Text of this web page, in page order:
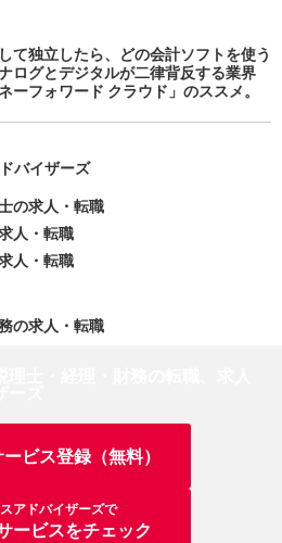
て独立したら、どの会計ソフトを使う
ログとデジタルが二律背反する業界
ーフォワード クラウド」のススメ。
バイザーズ
の求人・転職
人・転職
人・転職
の求人・転職
ビス登録（無料）
アドバイザーズで
ービスをチェック